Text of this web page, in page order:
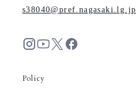
s38040 pref.nagasaki.lg.jp
Policy